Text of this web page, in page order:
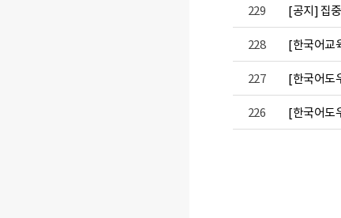
229
[공지] 집
228
[한국어교
227
[한국어도
226
[한국어도